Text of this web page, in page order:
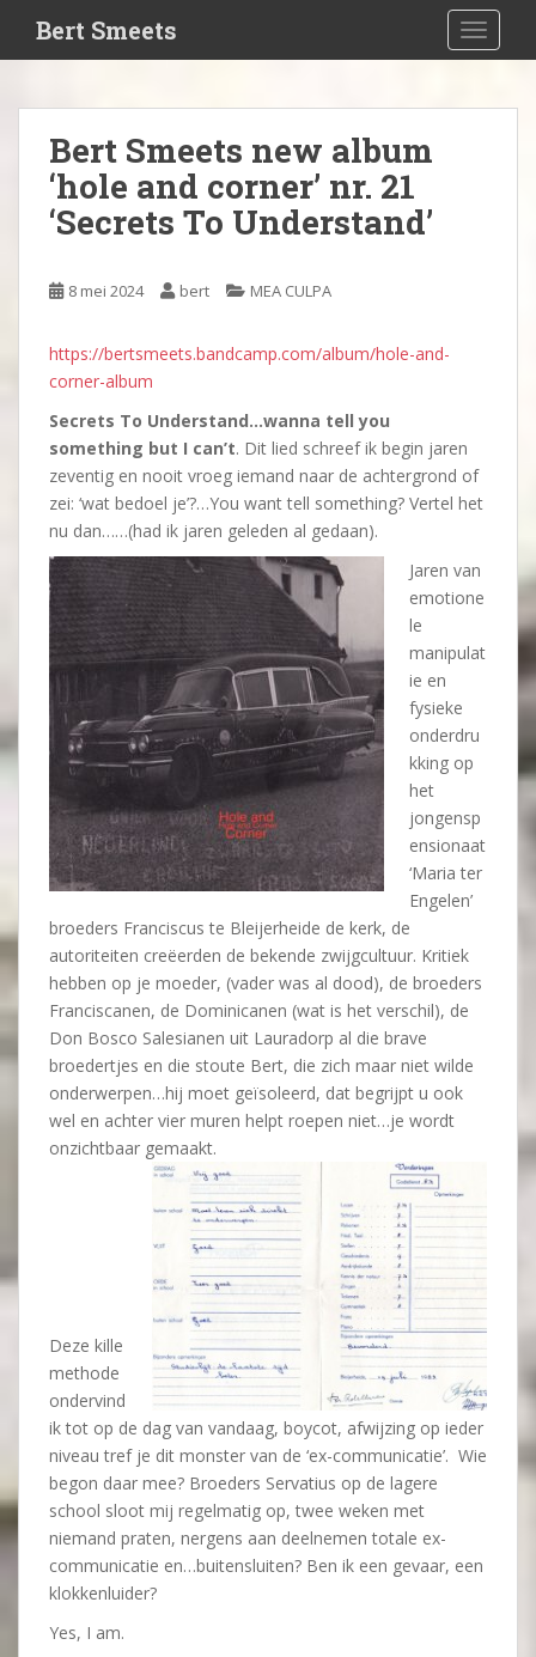
i
Bert Smeets
Bert Smeets new album
‘hole and corner’ nr. 21
‘Secrets To Understand’
8 mei 2024 bert MEA CULPA
https://bertsmeets.bandcamp.com/album/hole-and-
corner-album
Secrets To Understand…wanna tell you
something but I can’t. Dit lied schreef ik begin jaren
zeventig en nooit vroeg iemand naar de achtergrond of
zei: ‘wat bedoel je’?…You want tell something? Vertel het
nu dan……(had ik jaren geleden al gedaan).
Jaren van
emotione
le
manipulat
ie en
fysieke
onderdru
kking op
het
jongensp
ensionaat
‘Maria ter
Engelen’
broeders Franciscus te Bleijerheide de kerk, de
autoriteiten creëerden de bekende zwijgcultuur. Kritiek
hebben op je moeder, (vader was al dood), de broeders
Franciscanen, de Dominicanen (wat is het verschil), de
Don Bosco Salesianen uit Lauradorp al die brave
broedertjes en die stoute Bert, die zich maar niet wilde
onderwerpen…hij moet geïsoleerd, dat begrijpt u ook
wel en achter vier muren helpt roepen niet…je wordt
onzichtbaar gemaakt.
Deze kille
methode
ondervind
ik tot op de dag van vandaag, boycot, afwijzing op ieder
niveau tref je dit monster van de ‘ex-communicatie’. Wie
begon daar mee? Broeders Servatius op de lagere
school sloot mij regelmatig op, twee weken met
niemand praten, nergens aan deelnemen totale ex-
communicatie en…buitensluiten? Ben ik een gevaar, een
klokkenluider?
Yes, I am.